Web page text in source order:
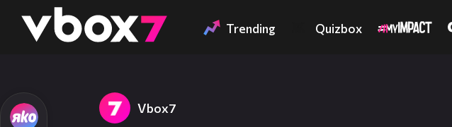
👾 Trending Quizbox
Vbоx7